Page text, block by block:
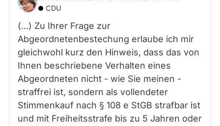
CDU
(...) Zu Ihrer Frage zur
Abgeordnetenbestechung erlaube ich mir
gleichwohl kurz den Hinweis, dass das von
Ihnen beschriebene Verhalten eines
Abgeordneten nicht - wie Sie meinen -
straffrei ist, sondern als vollendeter
Stimmenkauf nach § 108 e StGB strafbar ist
und mit Freiheitsstrafe bis zu 5 Jahren oder